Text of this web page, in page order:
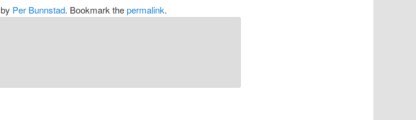
by Per Bunnstad. Bookmark thepermalink.